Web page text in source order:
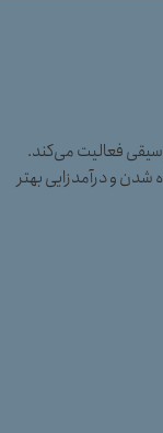
فعالیت می‌کند.
شدن و درآمدزایی بهتر